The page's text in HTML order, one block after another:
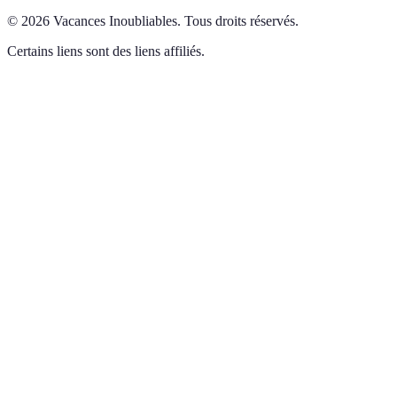
© 2026 Vacances Inoubliables. Tous droits réservés.
Certains liens sont des liens affiliés.